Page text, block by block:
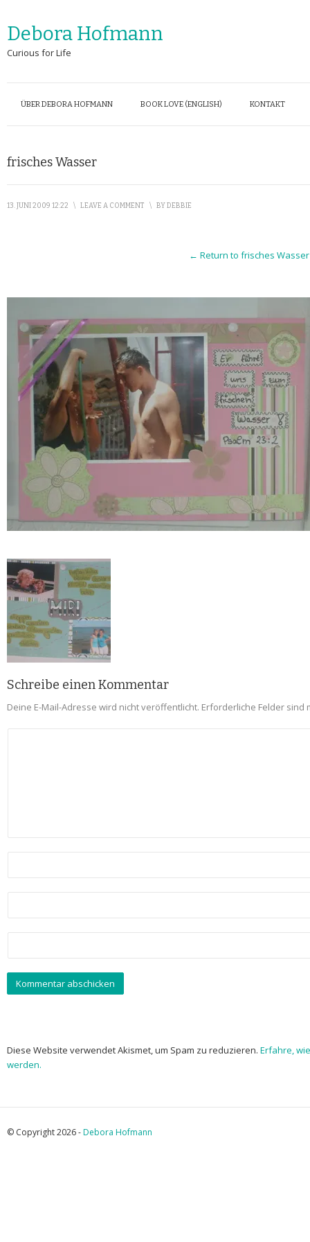
Debora Hofmann
Curious for Life
ÜBER DEBORA HOFMANN BOOK LOVE (ENGLISH) KONTAKT
frisches Wasser
13. JUNI 2009 12:22 \ LEAVE A COMMENT \ BYDEBBIE
← Return to frisches Wasser
Schreibe einen Kommentar
Deine E-Mail-Adresse wird nicht veröffentlicht. Erforderliche Felder sind
Diese Website verwendet Akismet, um Spam zu reduzieren. Erfahre,
werden.
© Copyright 2026 -Debora Hofmann